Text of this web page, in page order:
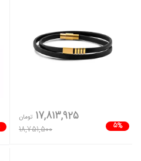
5%
17,813,925 تومان
18,751,500